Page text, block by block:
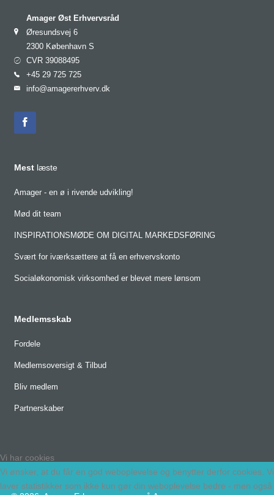
Amager Øst Erhvervsråd
Øresundsvej 6
2300 København S
CVR 39088495
+45 29 725 725
info@amagererhverv.dk
Mest læste
Amager - en ø i rivende udvikling!
Mød dit team
INSPIRATIONSMØDE OM DIGITAL MARKEDSFØRING
Svært for iværksættere at få en erhvervskonto
Socialøkonomisk virksomhed er blevet mere lønsom
Medlemsskab
Fordele
Medlemsoversigt & Tilbud
Bliv medlem
Partnerskaber
Vi har cookies
Vi ønsker, at du får en god weboplevelse og benytter derfor cookies. Vi
laver statistikker som ikke kun gør din weboplevelse bedre - men også